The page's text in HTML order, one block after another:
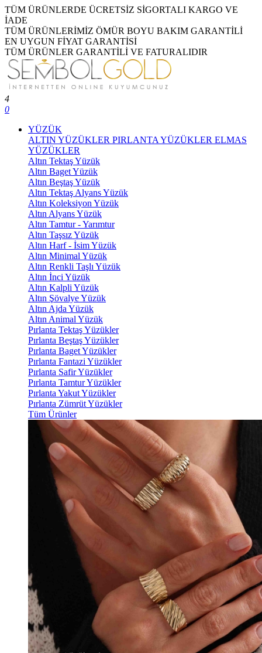
TÜM ÜRÜNLERDE ÜCRETSİZ SİGORTALI KARGO VE
İADE
TÜM ÜRÜNLERİMİZ ÖMÜR BOYU BAKIM GARANTİLİ
EN UYGUN FİYAT GARANTİSİ
TÜM ÜRÜNLER GARANTİLİ VE FATURALIDIR
4
0
YÜZÜK
ALTIN YÜZÜKLER PIRLANTA YÜZÜKLER ELMAS
YÜZÜKLER
Altın Tektaş Yüzük
Altın Baget Yüzük
Altın Beştaş Yüzük
Altın Tektaş Alyans Yüzük
Altın Koleksiyon Yüzük
Altın Alyans Yüzük
Altın Tamtur - Yarımtur
Altın Taşsız Yüzük
Altın Harf - İsim Yüzük
Altın Minimal Yüzük
Altın Renkli Taşlı Yüzük
Altın İnci Yüzük
Altın Kalpli Yüzük
Altın Şövalye Yüzük
Altın Ajda Yüzük
Altın Animal Yüzük
Pırlanta Tektaş Yüzükler
Pırlanta Beştaş Yüzükler
Pırlanta Baget Yüzükler
Pırlanta Fantazi Yüzükler
Pırlanta Safir Yüzükler
Pırlanta Tamtur Yüzükler
Pırlanta Yakut Yüzükler
Pırlanta Zümrüt Yüzükler
Tüm Ürünler